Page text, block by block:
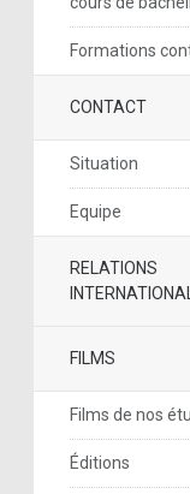
Formations
CONTACT
Situation
Equipe
RELATIONS
FILMS
Films de nos
Éditions